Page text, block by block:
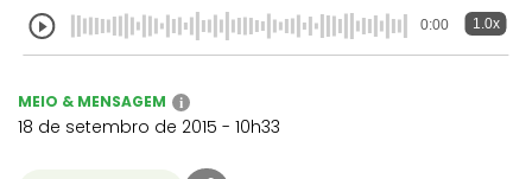
0:00 1.0x
MEIO & MENSAGEM i
18 de setembro de 2015 - 10h33